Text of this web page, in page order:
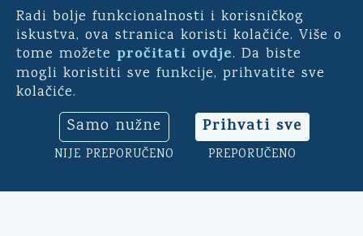
Radi bolje funkcionalnosti i korisničkog
iskustva, ova stranica koristi kolačiće. Više o
tome možete pročitati ovdje. Da biste
mogli koristiti sve funkcije, prihvatite sve
kolačiće.
Samo nužne
NIJE PREPORUČENO
Prihvati sve
PREPORUČENO
E-demokracija
Za mještane Općine Kali -
uključite se u ankete o
općinu. Sudjelujte u
savjetodavnim e-referendumima.
Osim toga, na ovoj aplikaciji